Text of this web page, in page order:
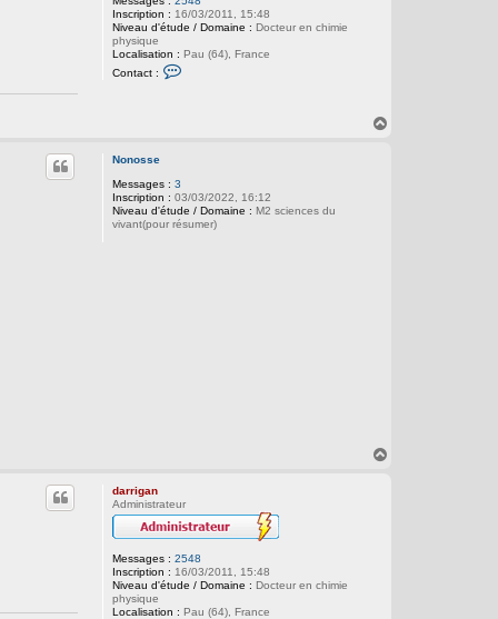
Inscription : 16/03/2011, 15:48
Niveau d'étude / Domaine : Docteur en chimie
physique
Localisation : Pau (64), France
Contact :
a
r
r
Nonosse
Messages : 3
Inscription : 03/03/2022, 16:12
Niveau d'étude / Domaine : M2 sciences du
vivant(pour résumer)
darrigan
Administrateur
Messages : 2548
Inscription : 16/03/2011, 15:48
Niveau d'étude / Domaine : Docteur en chimie
physique
Localisation : Pau (64), France